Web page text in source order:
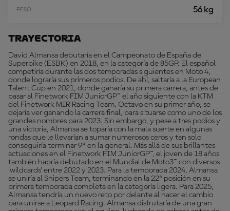
PESO 56 kg
Trayectoria
David Almansa debutaría en el Campeonato de España de
Superbike (ESBK) en 2018, en la categoría de 85GP. El español
competiría durante las dos temporadas siguientes en Moto 4,
donde lograría sus primeros podios. De ahí, saltaría a la European
Talent Cup en 2021, donde ganaría su primera carrera, antes de
pasar al Finetwork FIM JuniorGP™ el año siguiente con la KTM
del Finetwork MIR Racing Team. Octavo en su primer año, se
dejaría ver ganando la carrera final, para situarse como uno de los
grandes nombres para 2023. Sin embargo, y pese a tres podios y
una victoria, Almansa se toparía con la mala suerte en algunas
rondas que le llevarían a sumar numerosos ceros y tan solo
conseguiría terminar 9º en la general. Más allá de sus brillantes
actuaciones en el Finetwork FIM JuniorGP™, el joven de 18 años
también habría debutado en el Mundial de Moto3™ con diversos
'wildcards' entre 2022 y 2023. Para la temporada 2024, Almansa
se uniría al Snipers Team, terminando en la 22ª posición en su
primera temporada completa en la categoría ligera. Para 2025,
Almansa tendría un nuevo reto por delante al hacer el cambio
para unirse a Leopard Racing. Almansa disfrutaría de una gran